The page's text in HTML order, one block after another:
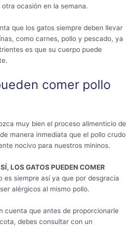
ocasión en la semana.
que los gatos siempre deben llevar
como carnes, pollo y pescado, ya
es que su cuerpo puede
comer pollo
muy bien el proceso alimenticio de
manera inmediata que el pollo crudo
nocivo para nuestros mininos.
SÍ, LOS GATOS PUEDEN COMER
es siempre así ya que por desgracia
alérgicos al mismo pollo.
cuenta que antes de proporcionarle
debes consultar con un